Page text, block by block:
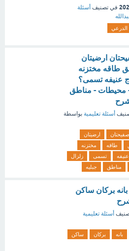
في تصنيف أسئلة
الدرعي
ارضيتان
طاقه مختزنه
عنيفه تسمى؟
محيطات - مناطق
أسئلة تعليمية بواسطة
صفيحتان
ارضيتان
طاقه
مختزنه
عنيفه تسمى
زلزال
مناطق جبليه
بركان ساكن
أسئلة تعليمية
بانه بركان
ساكن